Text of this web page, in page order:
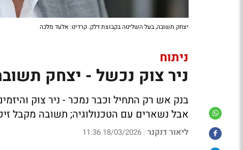
יצחק תשובה, בעל השליטה בקבוצת דלק. קרדיט: אלעד מלכה
ניתוח
ניר צוק נכשל - יצחק
בנק אש רק התחיל וכבר נמכר - ניר צוק
אבל נשארים עם הטכנולוגיה; תשובה מקבל
ליאור דנקנר |
18/03/2026 11:36